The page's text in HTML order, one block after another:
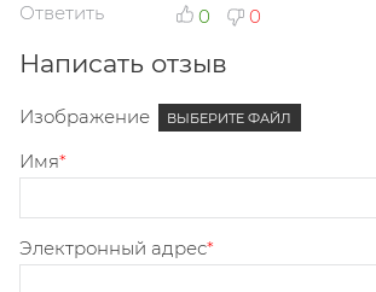
Ответить
0 0
Написать отзыв
Изображение ВЫБЕРИТЕ ФАЙЛ
Имя
Электронный адрес